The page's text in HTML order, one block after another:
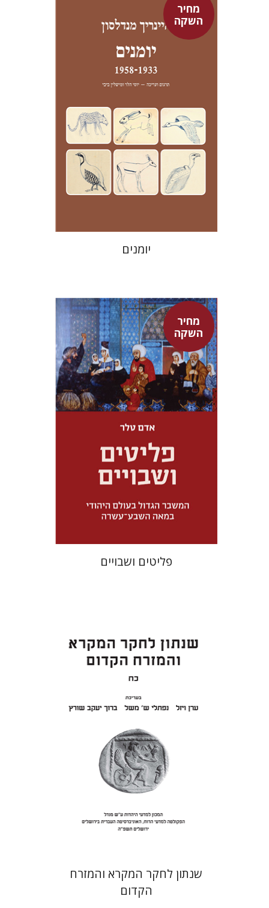
מחיר
השקההיינריך מנדלסון
יוסי הלר
מישלין ביבי
מחיר השקה
$35
$24
יומנים
מחיר
השקה
אדם טלר
דורון מגן
מחיר השקה
$46
$32
פליטים ושבויים
ערן ויזל נפתלי ש' משל
ברוך
$46
$41
שנתון לחקר המקרא והמזרח
הקדום